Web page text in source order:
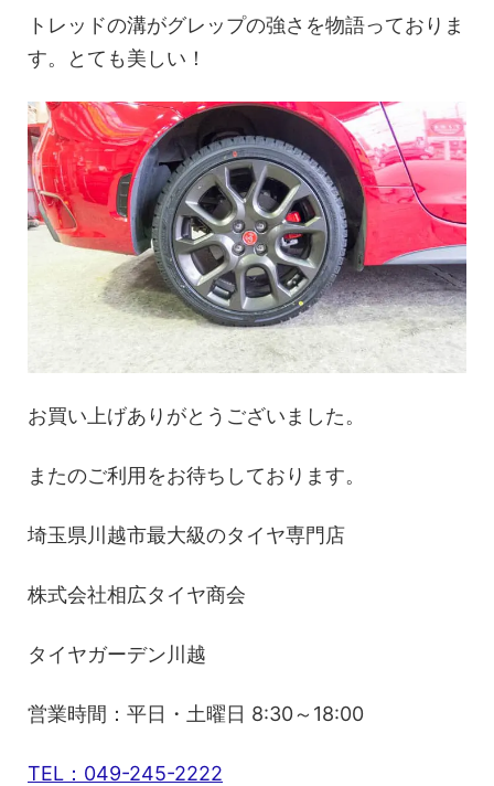
トレッドの溝がグレップの強さを物語っておりま
す。とても美しい！
お買い上げありがとうございました。
またのご利用をお待ちしております。
埼玉県川越市最大級のタイヤ専門店
株式会社相広タイヤ商会
タイヤガーデン川越
営業時間：平日・土曜日 8:30～18:00
TEL：049-245-2222